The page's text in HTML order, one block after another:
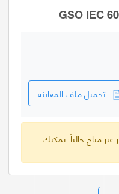
تحميل ملف المعاينة
متاح حالياً. يمكنك